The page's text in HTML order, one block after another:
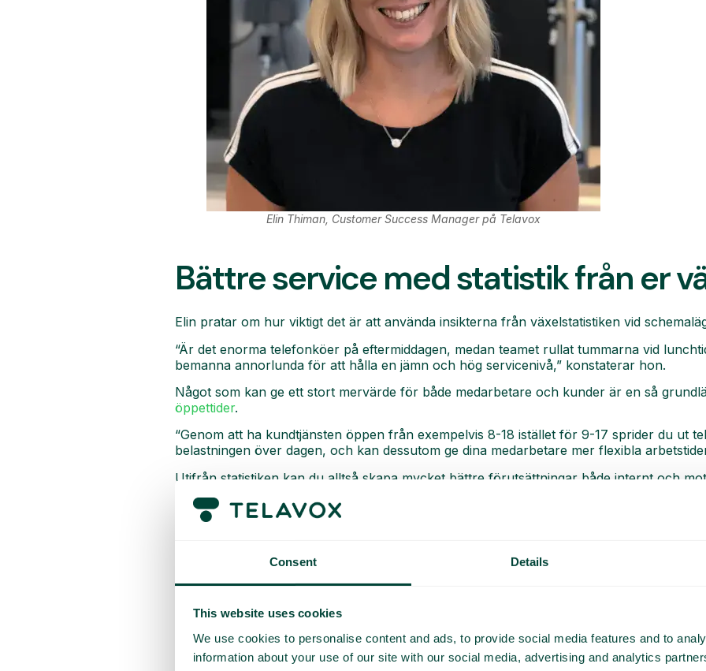
Consent Details
This website uses cookies
We use cookies to personalise content and ads, to provide social media features and to
information about your use of our site with our social media, advertising and analytics
Elin Thiman, Customer Success Manager på Telavox
Bättre service med statistik från er
Elin pratar om hur viktigt det är att använda insikterna från växelstatistiken vid
“Är det enorma telefonköer på eftermiddagen, medan teamet rullat tummarna vid
bemanna annorlunda för att hålla en jämn och hög servicenivå,” konstaterar hon.
Något som kan ge ett stort mervärde för både medarbetare och kunder är en så
öppettider.
“Genom att ha kundtjänsten öppen från exempelvis 8-18 istället för 9-17 sprider du ut
belastningen över dagen, och kan dessutom ge dina medarbetare mer flexibla
Utifrån statistiken kan du alltså skapa mycket bättre förutsättningar både internt och
“Det är när du börjar utgå från insikter, istället för att bara gå på instinkter, som det
säger Elin.
Samlas kring gemensamma
En annan viktig faktor när det kommer till statistik och växel är att fokusera på teamet
Det är ofta mer motiverande för en kundtjänst att arbeta mot ett gemensamt mål, än att
prestationer ställs mot varandra.